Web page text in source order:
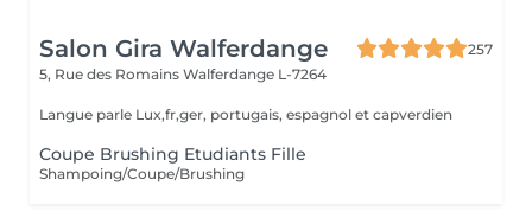
Salon Gira Walferdange
257
5, Rue des Romains Walferdange L-7264
Langue parle Lux,fr,ger, portugais, espagnol et capverdien
Coupe Brushing Etudiants Fille
Shampoing/Coupe/Brushing